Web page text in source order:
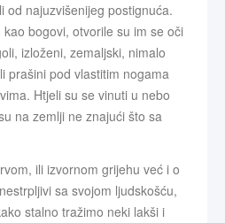
od najuzvišenijeg postignuća.
bogovi, otvorile su im se oči
izloženi, zemaljski, nimalo
prašini pod vlastitim nogama
Htjeli su se vinuti u nebo
na zemlji ne znajući što sa
ili izvornom grijehu već i o
sa svojom ljudskošću,
stalno tražimo neki lakši i